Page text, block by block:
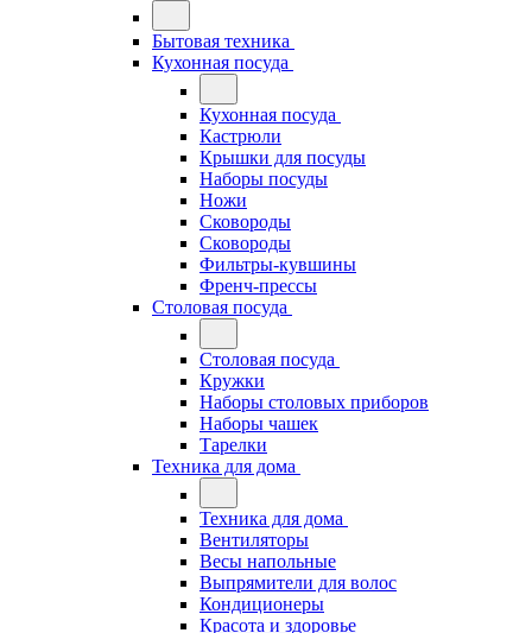
Бытовая техника
Кухонная посуда
Кухонная посуда
Кастрюли
Крышки для посуды
Наборы посуды
Ножи
Сковороды
Сковороды
Фильтры-кувшины
Френч-прессы
Столовая посуда
Столовая посуда
Кружки
Наборы столовых приборов
Наборы чашек
Тарелки
Техника для дома
Техника для дома
Вентиляторы
Весы напольные
Выпрямители для волос
Кондиционеры
Красота и здоровье